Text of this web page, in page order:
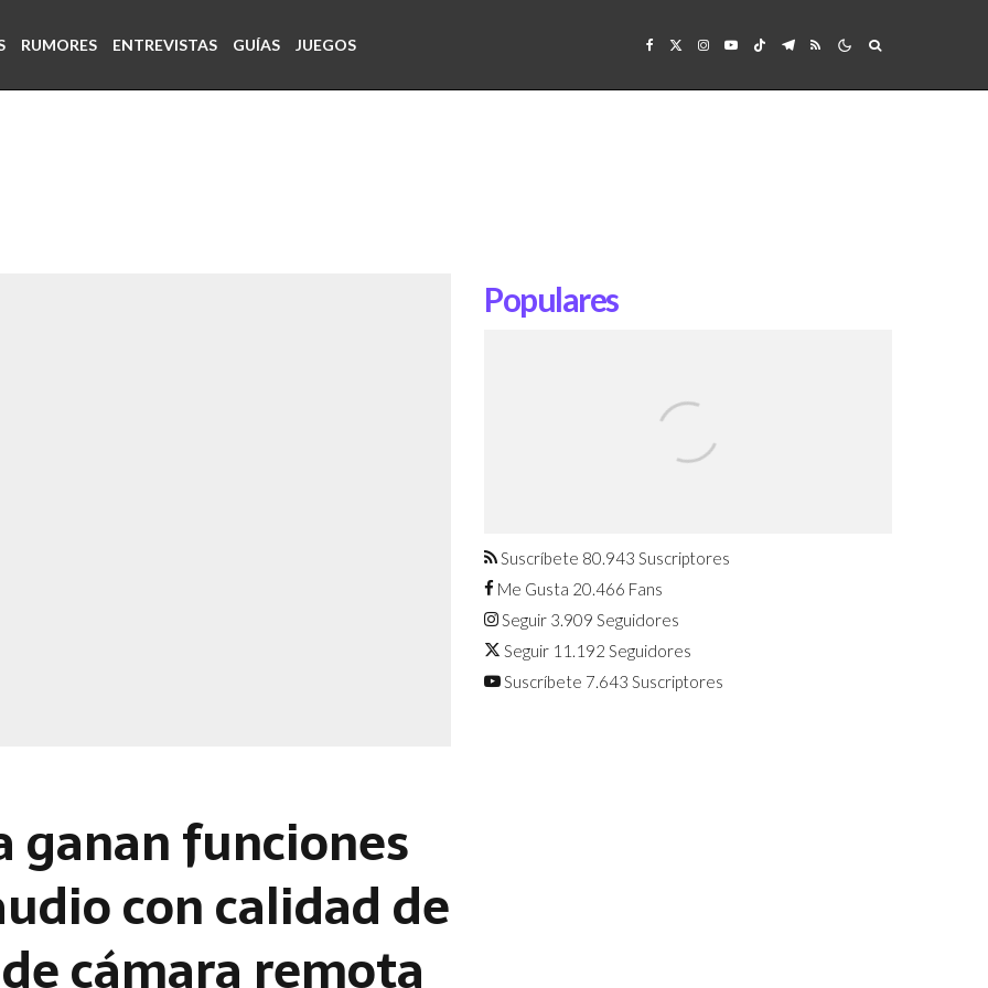
RUMORES ENTREVISTAS GUÍAS JUEGOS
ganan funciones
con calidad de
cámara remota
Populares
agosto
Suscríbete 80.943 Suscriptores
Me Gusta 20.466 Fans
Seguir 3.909 Seguidores
Seguir 11.192 Seguidores
Suscríbete 7.643 Suscriptores